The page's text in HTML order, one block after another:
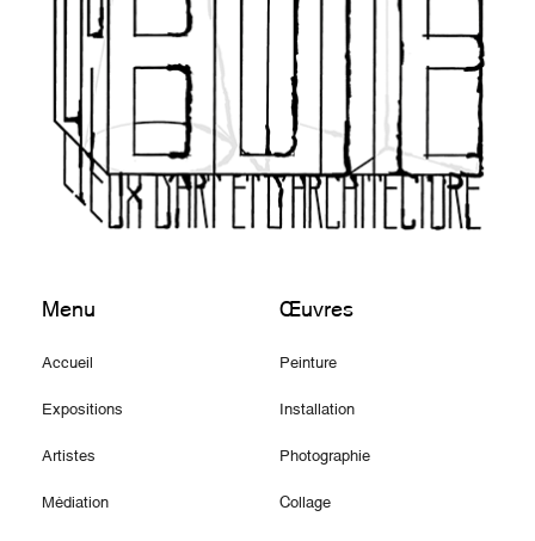
Menu
Accueil
Expositions
Artistes
Médiation
Œuvres
Peinture
Installation
Photographie
Collage